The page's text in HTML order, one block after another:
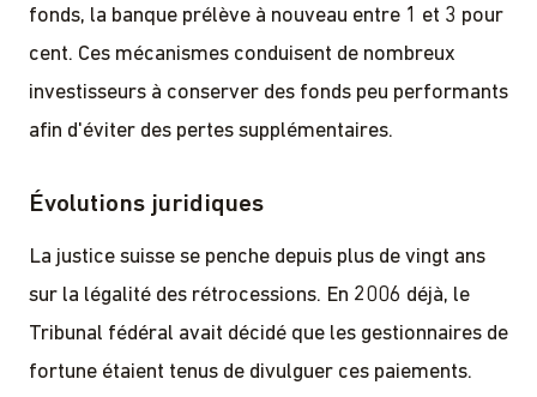
fonds, la banque prélève à nouveau entre 1 et 3 pour
cent. Ces mécanismes conduisent de nombreux
investisseurs à conserver des fonds peu performants
afin d'éviter des pertes supplémentaires.
Évolutions juridiques
La justice suisse se penche depuis plus de vingt ans
sur la légalité des rétrocessions. En 2006 déjà, le
Tribunal fédéral avait décidé que les gestionnaires de
fortune étaient tenus de divulguer ces paiements.